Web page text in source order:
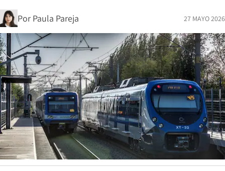
Por Paula Pareja 27 MAYO 2026